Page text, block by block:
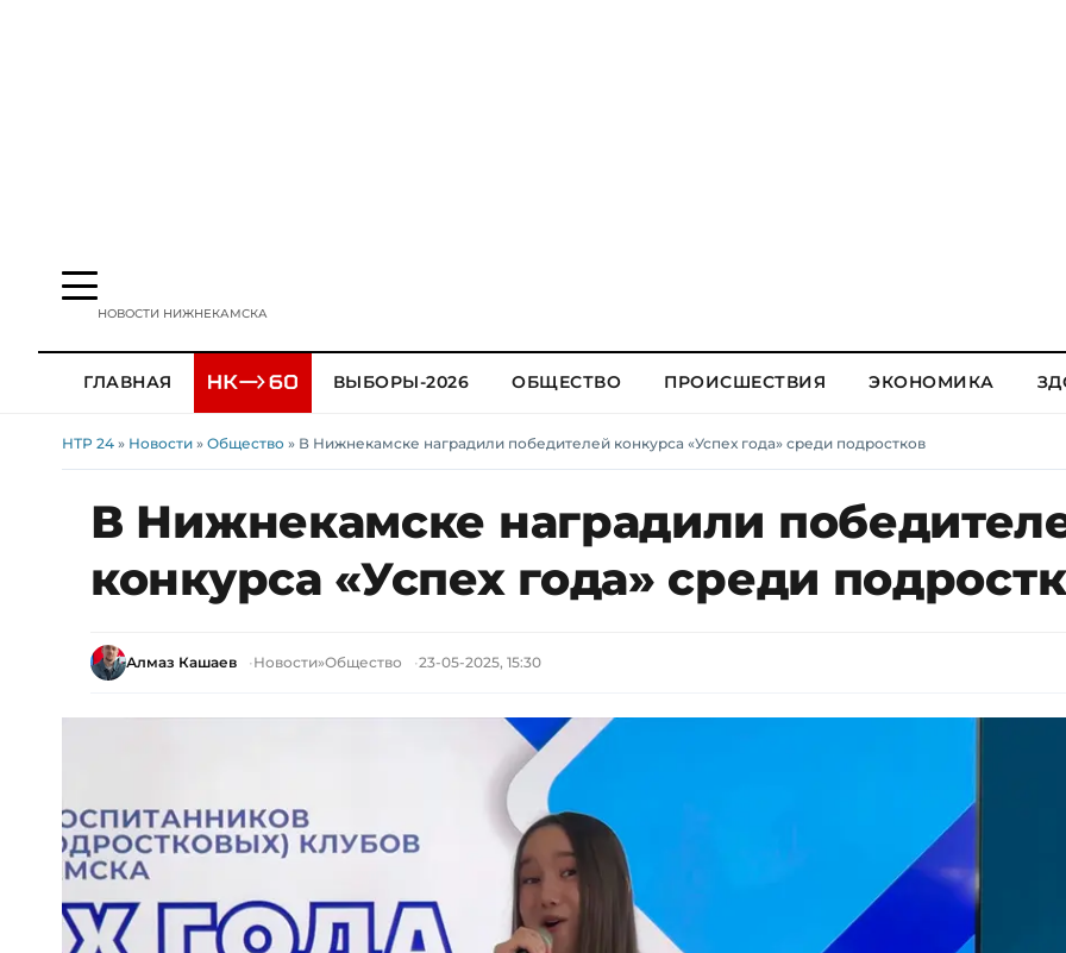
НОВОСТИ НИЖНЕКАМСКА
ГЛАВНАЯ ВЫБОРЫ-2026 ОБЩЕСТВО ПРОИСШЕСТВИЯ ЭКОНОМИКА
НТР 24 » Новости » Общество » В Нижнекамске наградили победителей конкурса «Успех года» среди подростков
В Нижнекамске наградили
конкурса «Успех года» среди
Алмаз Кашаев Новости»Общество 23-05-2025, 15:30